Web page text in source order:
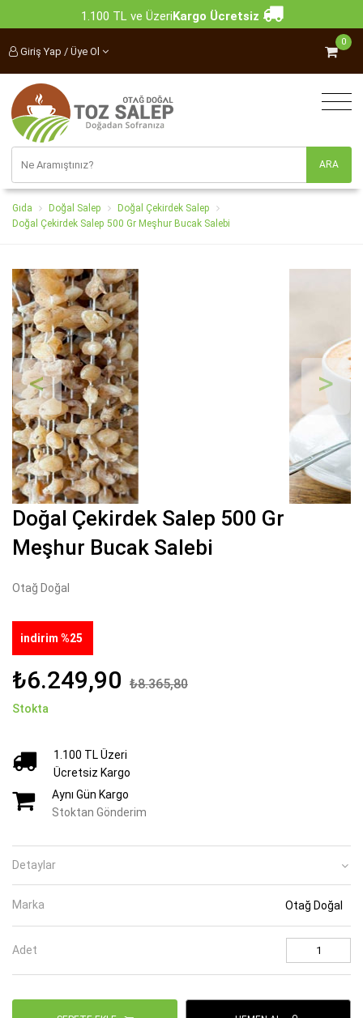
1.100 TL ve ÜzeriKargo Ücretsiz
Giriş Yap / Üye Ol
0
Gıda Doğal Salep
Doğal Çekirdek Salep
Doğal Çekirdek Salep 500 Gr Meşhur Bucak Salebi
Geri
Doğal Çekirdek Salep 500 Gr
Meşhur Bucak Salebi
Otağ Doğal
indirim %25
₺6.249,90 ₺8.365,80
Stokta
1.100 TL Üzeri
Ücretsiz Kargo
Aynı Gün Kargo
Stoktan Gönderim
Detaylar
Marka Otağ Doğal
Adet